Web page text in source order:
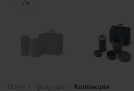
Коллекции